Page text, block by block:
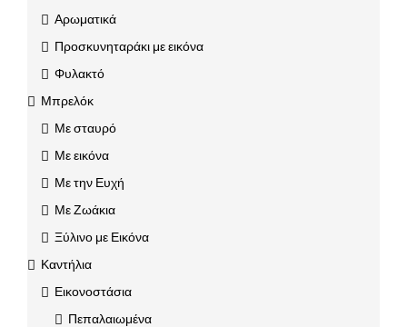
Αρωματικά
Προσκυνηταράκι με εικόνα
Φυλακτό
Μπρελόκ
Με σταυρό
Με εικόνα
Με την Ευχή
Με Ζωάκια
Ξύλινο με Εικόνα
Καντήλια
Εικονοστάσια
Πεπαλαιωμένα